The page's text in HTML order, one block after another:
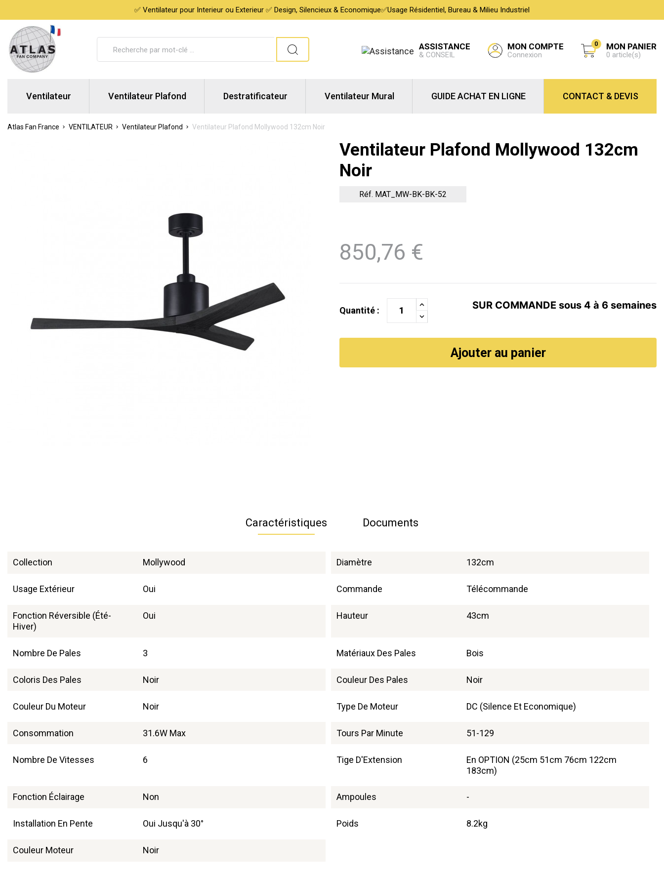
✅ Ventilateur pour Interieur ou Exterieur ✅ Design, Silencieux & Economique✅Usage Résidentiel, Bureau & Milieu Industriel
ASSISTANCE
& CONSEIL
MON COMPTE
Connexion
0 MON PANIER
0 article(s)
Ventilateur Ventilateur Plafond Destratificateur Ventilateur Mural GUIDE ACHAT EN LIGNE CONTACT & DEVIS
Atlas Fan France VENTILATEUR Ventilateur Plafond Ventilateur Plafond Mollywood 132cm Noir
Ventilateur Plafond Mollywood 132cm
Noir
Réf. MAT_MW-BK-BK-52
850,76 €
Quantité : SUR COMMANDE sous 4 à 6 semaines
Ajouter au panier
Caractéristiques
Collection Mollywood Diamètre 132cm
Usage Extérieur Oui Commande Télécommande
Fonction Réversible (été-
Hiver)
Oui Hauteur 43cm
Nombre De Pales 3 Matériaux Des Pales Bois
Coloris Des Pales Noir Couleur Des Pales Noir
Couleur Du Moteur Noir Type De Moteur DC (Silence Et Economique)
Consommation 31.6W Max Tours Par Minute 51-129
Nombre De Vitesses 6 Tige D'Extension
En OPTION (25cm 51cm 76cm 122cm
183cm)
Fonction Éclairage Non Ampoules -
Installation En Pente Oui Jusqu'à 30° Poids 8.2kg
Couleur Moteur Noir
Documents